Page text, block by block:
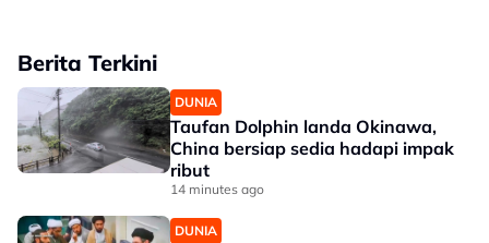
Berita Terkini
DUNIA
Taufan Dolphin landa Okinawa,
China bersiap sedia hadapi impak
ribut
14 minutes ago
DUNIA